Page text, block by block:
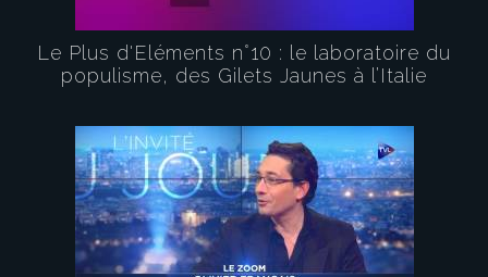
Le Plus d'Eléments n°10 : le laboratoire du
populisme, des Gilets Jaunes à l’Italie